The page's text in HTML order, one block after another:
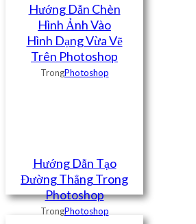
Hướng Dẫn Chèn
Hình Ảnh Vào
Hình Dạng Vừa Vẽ
Trên Photoshop
TrongPhotoshop
Hướng Dẫn Tạo
Đường Thẳng Trong
Photoshop
TrongPhotoshop